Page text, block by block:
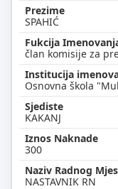
SPAHIĆ
član komisije za
Osnovna škola
KAKANJ
300
NASTAVNIK RN